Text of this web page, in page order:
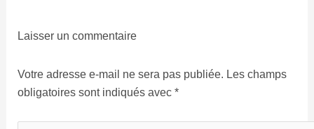
Laisser un commentaire
Votre adresse e-mail ne sera pas publiée. Les champs
obligatoires sont indiqués avec *